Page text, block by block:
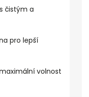
čistým a
pro lepší
volnost